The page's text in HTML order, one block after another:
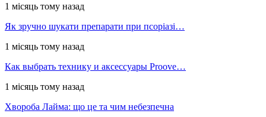
1 місяць тому назад
Як зручно шукати препарати при псоріазі…
1 місяць тому назад
Как выбрать технику и аксессуары Proove…
1 місяць тому назад
Хвороба Лайма: що це та чим небезпечна